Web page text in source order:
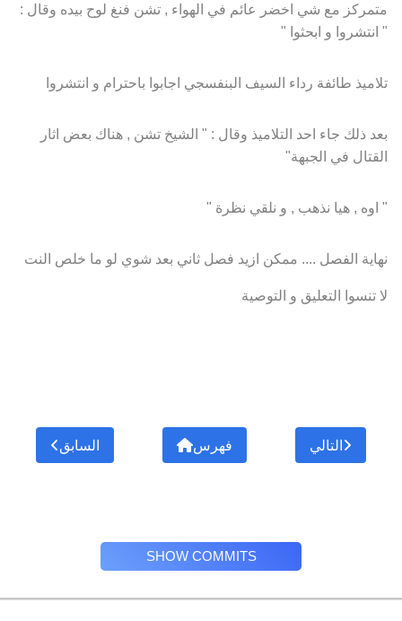
متمركز مع شي اخضر عائم في الهواء , تشن فنغ لوح بيده وقال :
" انتشروا و ابحثوا "
تلاميذ طائفة رداء السيف البنفسجي اجابوا باحترام و انتشروا
بعد ذلك جاء احد التلاميذ وقال : " الشيخ تشن , هناك بعض اثار
القتال في الجبهة"
" اوه , هيا نذهب , و نلقي نظرة "
نهاية الفصل .... ممكن ازيد فصل ثاني بعد شوي لو ما خلص النت
لا تنسوا التعليق و التوصية
السابق فهرس التالي
SHOW COMMITS